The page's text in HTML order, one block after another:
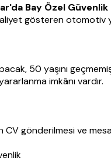
Bay Özel Güvenlik
gösteren otomotiv
50 yaşını
imkânı vardır.
gönderilmesi ve